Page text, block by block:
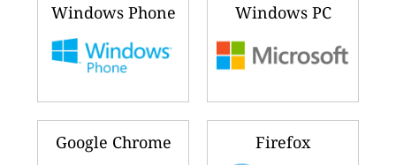
Windows Phone Windows PC
Google Chrome Firefox